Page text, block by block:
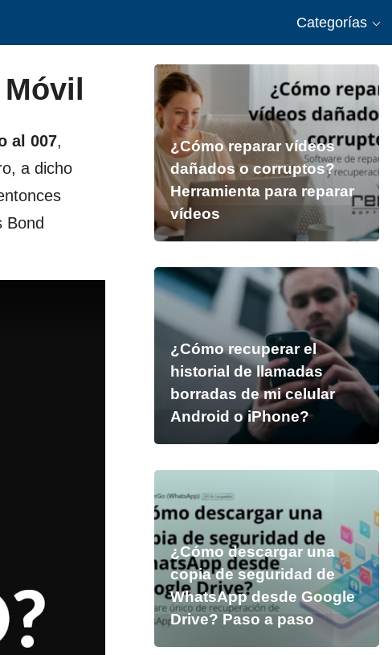
Categorías
al 007,
a dicho
Bond
¿Cómo reparar vídeos
dañados o corruptos?
Herramienta para reparar
vídeos
¿Cómo recuperar el
historial de llamadas
borradas de mi celular
Android o iPhone?
¿Cómo descargar una
copia de seguridad de
WhatsApp desde Google
Drive? Paso a paso